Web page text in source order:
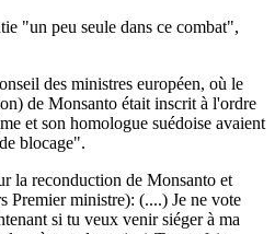
"un peu seule dans ce combat",
des ministres européen, où le
de Monsanto était inscrit à l'ordre
et son homologue suédoise avaient
blocage".
la reconduction de Monsanto et
Premier ministre): (....) Je ne vote
si tu veux venir siéger à ma